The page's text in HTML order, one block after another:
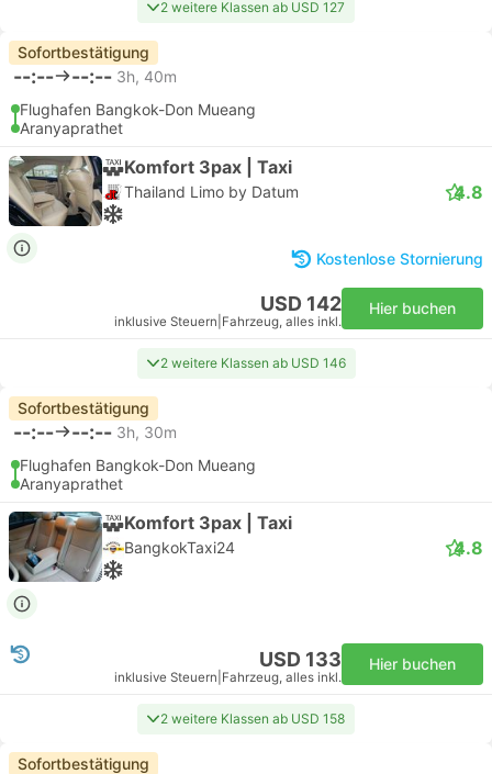
2 weitere Klassen ab USD 127
Sofortbestätigung
--:-- --:-- 3h, 40m
Flughafen Bangkok-Don Mueang
Aranyaprathet
Komfort 3pax | Taxi
Thailand Limo by Datum 4.8
Kostenlose Stornierung
USD 142
inklusive Steuern Fahrzeug, alles inkl.
Hier buchen
2 weitere Klassen ab USD 146
Sofortbestätigung
--:-- --:-- 3h, 30m
Flughafen Bangkok-Don Mueang
Aranyaprathet
Komfort 3pax | Taxi
BangkokTaxi24 4.8
USD 133
inklusive Steuern Fahrzeug, alles inkl.
Hier buchen
2 weitere Klassen ab USD 158
Sofortbestätigung